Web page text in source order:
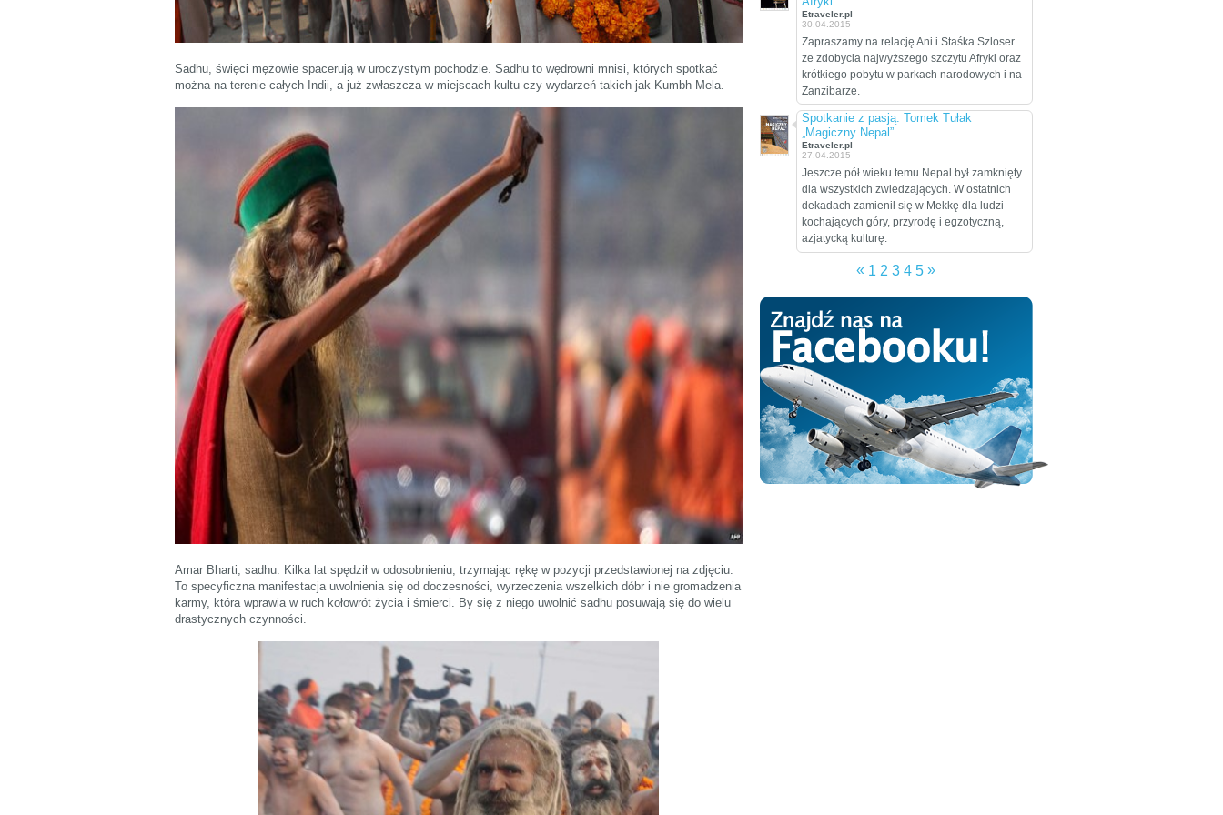
Sadhu, święci mężowie spacerują w uroczystym pochodzie. Sadhu to wędrowni mnisi, których spotkać
można na terenie całych Indii, a już zwłaszcza w miejscach kultu czy wydarzeń takich jak Kumbh Mela.
Amar Bharti, sadhu. Kilka lat spędził w odosobnieniu, trzymając rękę w pozycji przedstawionej na zdjęciu.
To specyficzna manifestacja uwolnienia się od doczesności, wyrzeczenia wszelkich dóbr i nie gromadzenia
karmy, która wprawia w ruch kołowrót życia i śmierci. By się z niego uwolnić sadhu posuwają się do wielu
drastycznych czynności.
zamierzają przejechać
wzdłuż i wszerz w
trakcie dwumiesięcznej
Etraveler.pl
30.04.2015
Zapraszamy na relację Ani i Staśka Szloser
ze zdobycia najwyższego szczytu Afryki oraz
krótkiego pobytu w parkach narodowych i na
Zanzibarze.
Spotkanie z pasją: Tomek Tułak
„Magiczny Nepal”
Etraveler.pl
27.04.2015
Jeszcze pół wieku temu Nepal był zamknięty
dla wszystkich zwiedzających. W ostatnich
dekadach zamienił się w Mekkę dla ludzi
kochających góry, przyrodę i egzotyczną,
azjatycką kulturę.
« 1 2 3 4 5 »